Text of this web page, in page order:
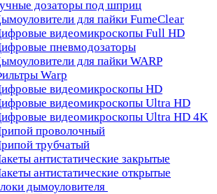
дозаторы под шприц
для пайки FumeClear
видеомикроскопы Full HD
пневмодозаторы
для пайки WARP
Warp
видеомикроскопы HD
видеомикроскопы Ultra HD
видеомикроскопы Ultra HD 4K
проволочный
трубчатый
антистатические закрытые
антистатические открытые
дымоуловителя